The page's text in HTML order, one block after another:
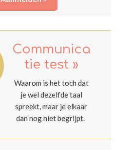
Communica
tie test »
Waarom is het toch dat
je wel dezelfde taal
spreekt, maar je elkaar
dan nog niet begrijpt.